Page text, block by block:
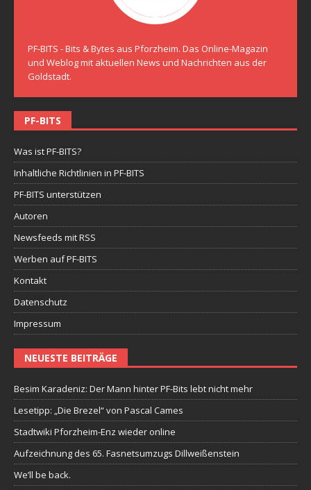
PF-BITS - Bits & Bytes aus Pforzheim. Das Online-Magazin
und Weblog mit aktuellen News und Nachrichten aus der
Goldstadt.
PF-BITS
Was ist PF-BITS?
Inhaltliche Richtlinien in PF-BITS
PF-BITS unterstützen
Autoren
Newsfeeds mit RSS
Werben auf PF-BITS
Kontakt
Datenschutz
Impressum
NEUESTE BEITRÄGE
Besim Karadeniz: Der Mann hinter PF-Bits lebt nicht mehr
Lesetipp: „Die Brezel“ von Pascal Cames
Stadtwiki Pforzheim-Enz wieder online
Aufzeichnung des 65. Fasnetsumzugs Dillweißenstein
We’ll be back.